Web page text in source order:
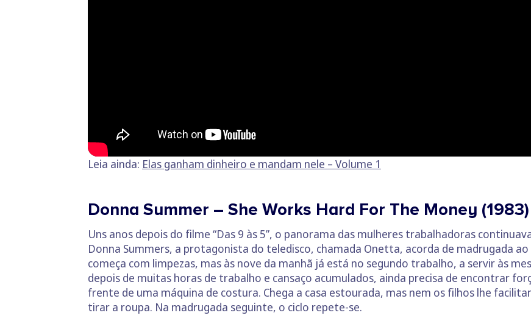
Leia ainda: Elas ganham dinheiro e mandam nele – Volume 1
Donna Summer – She Works Hard For The Money (1983)
Uns anos depois do filme “Das 9 às 5”, o panorama das mulheres trabalhadoras
Donna Summers, a protagonista do teledisco, chamada Onetta, acorda de madrugada
começa com limpezas, mas às nove da manhã já está no segundo trabalho, a servir às
depois de muitas horas de trabalho e cansaço acumulados, ainda precisa de encontrar
frente de uma máquina de costura. Chega a casa estourada, mas nem os filhos lhe
tirar a roupa. Na madrugada seguinte, o ciclo repete-se.